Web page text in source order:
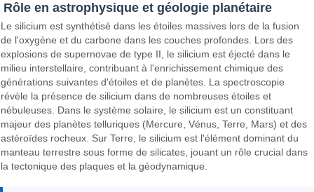
Rôle en astrophysique et géologie planétaire
Le silicium est synthétisé dans les étoiles massives lors de la fusion
de l'oxygène et du carbone dans les couches profondes. Lors des
explosions de supernovae de type II, le silicium est éjecté dans le
milieu interstellaire, contribuant à l'enrichissement chimique des
générations suivantes d'étoiles et de planètes. La spectroscopie
révèle la présence de silicium dans de nombreuses étoiles et
nébuleuses. Dans le système solaire, le silicium est un constituant
majeur des planètes telluriques (Mercure, Vénus, Terre, Mars) et des
astéroïdes rocheux. Sur Terre, le silicium est l'élément dominant du
manteau terrestre sous forme de silicates, jouant un rôle crucial dans
la tectonique des plaques et la géodynamique.